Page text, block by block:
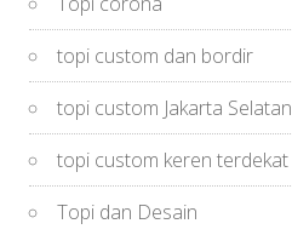
topi custom dan bordir
topi custom Jakarta Selatan
topi custom keren terdekat
Topi dan Desain